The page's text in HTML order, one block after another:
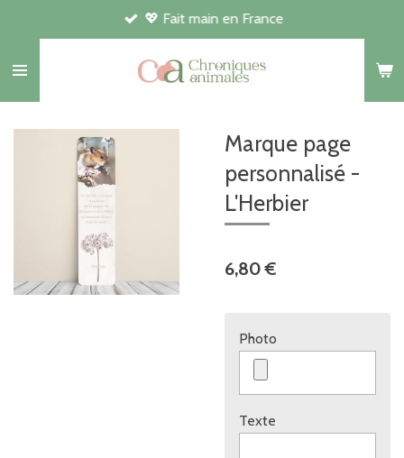
contenu
💖 Fait main en France
Marque page
personnalisé -
L'Herbier
6,80 €
Photo
Texte